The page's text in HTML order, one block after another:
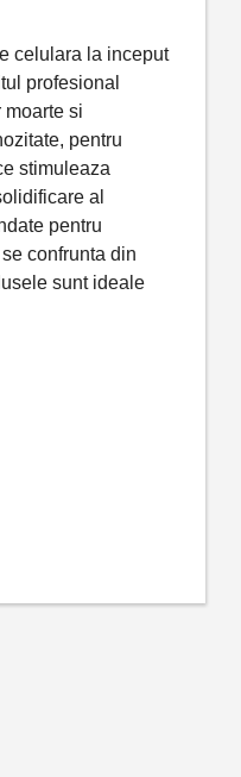
celulara la inceput
profesional
si
pentru
stimuleaza
al
pentru
confrunta din
sunt ideale